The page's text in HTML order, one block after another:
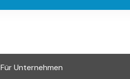
Für Unternehmen